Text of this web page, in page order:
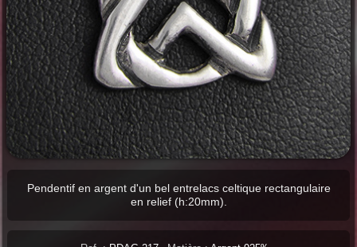
Pendentif en argent d'un bel entrelacs celtique rectangulaire
en relief (h:20mm).